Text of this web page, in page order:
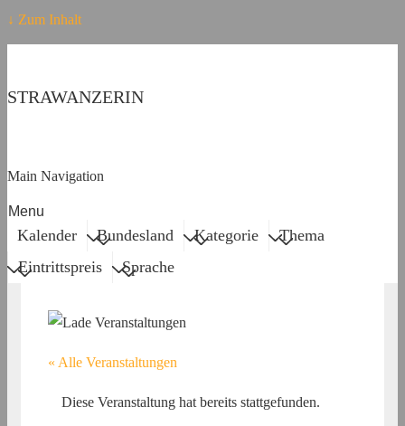
↓ Zum Inhalt
STRAWANZERIN
Main Navigation
Menu
Kalender Bundesland Kategorie
Thema
Eintrittspreis
Sprache
« Alle Veranstaltungen
Diese Veranstaltung hat bereits stattgefunden.